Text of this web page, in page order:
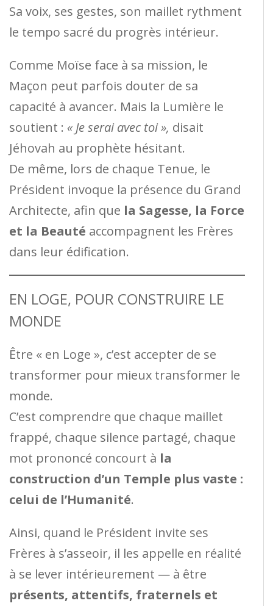
Sa voix, ses gestes, son maillet rythment
le tempo sacré du progrès intérieur.
Comme Moïse face à sa mission, le
Maçon peut parfois douter de sa
capacité à avancer. Mais la Lumière le
soutient : « Je serai avec toi », disait
Jéhovah au prophète hésitant.
De même, lors de chaque Tenue, le
Président invoque la présence du Grand
Architecte, afin que la Sagesse, la Force
et la Beauté accompagnent les Frères
dans leur édification.
EN LOGE, POUR CONSTRUIRE LE
MONDE
Être « en Loge », c’est accepter de se
transformer pour mieux transformer le
monde.
C’est comprendre que chaque maillet
frappé, chaque silence partagé, chaque
mot prononcé concourt à la
construction d’un Temple plus vaste :
celui de l’Humanité.
Ainsi, quand le Président invite ses
Frères à s’asseoir, il les appelle en réalité
à se lever intérieurement — à être
présents, attentifs, fraternels et